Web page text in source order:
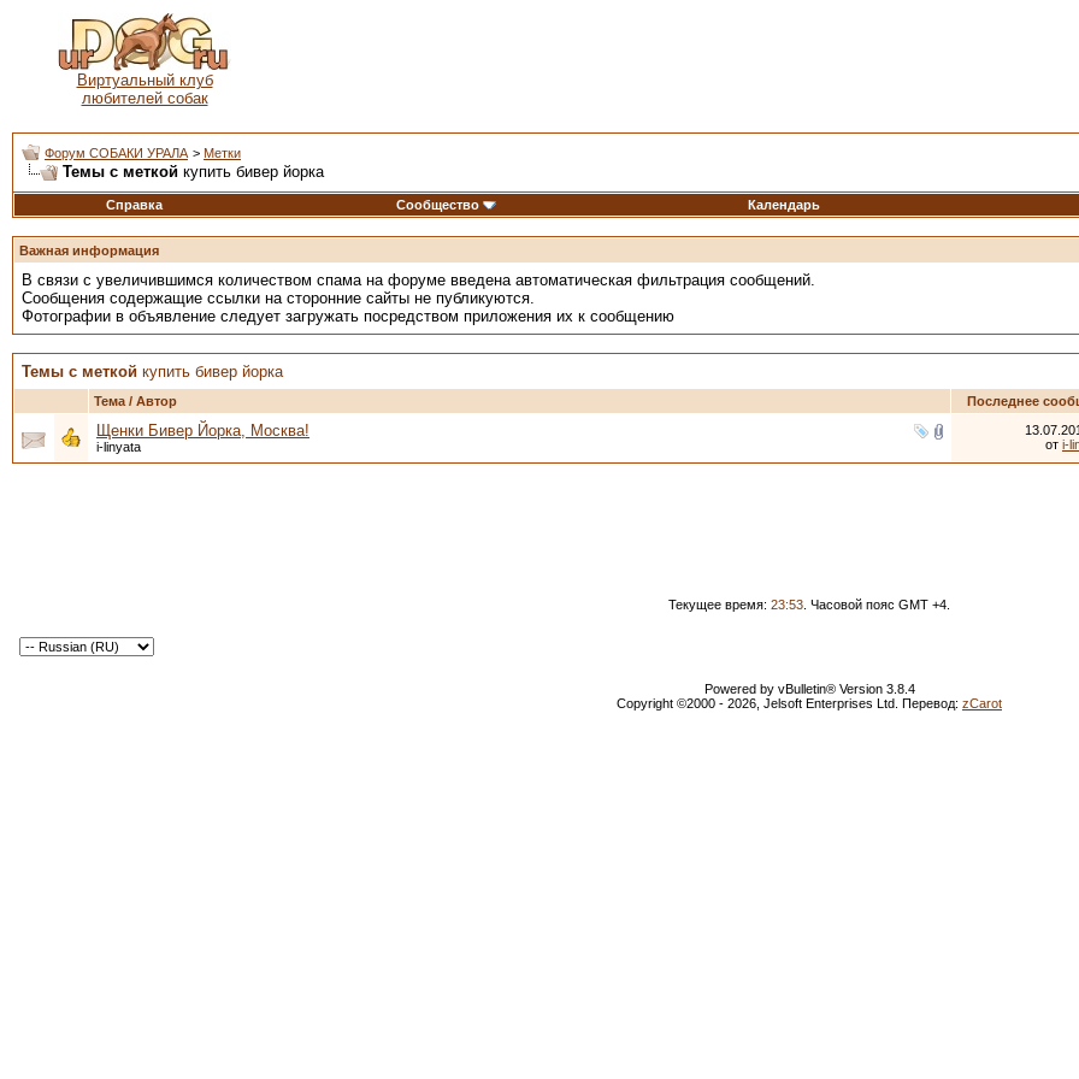
Виртуальный клуб
любителей собак
Форум СОБАКИ УРАЛА > Метки
Темы с меткой купить бивер йорка
Справка
Сообщество Календарь
Важная информация
В связи с увеличившимся количеством спама на форуме введена автоматическая фильтрация сообщений.
Сообщения содержащие ссылки на сторонние сайты не публикуются.
Фотографии в объявление следует загружать посредством приложения их к сообщению
Темы с меткой купить бивер йорка
Тема / Автор Последнее
Щенки Бивер Йорка, Москва!
i-linyata
от i-
Текущее время: 23:53 . Часовой пояс GMT +4.
Powered by vBulletin® Version 3.8.4
Copyright ©2000 - 2026, Jelsoft Enterprises Ltd. Перевод: zCarot